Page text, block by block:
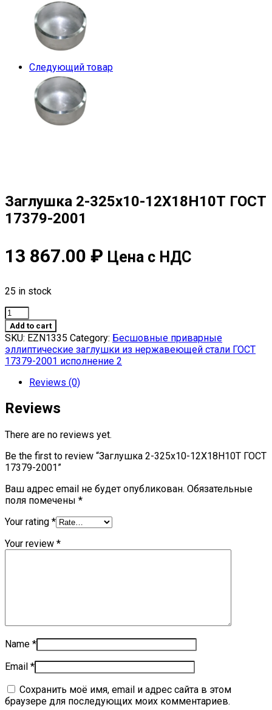
Следующий товар
Заглушка 2-325х10-12Х18Н10Т ГОСТ
17379-2001
13 867.00 ₽ Цена с НДС
25 in stock
Заглушка
2-
325х10-
12Х18Н10Т
ГОСТ
17379-
2001
Add to cart
SKU: EZN1335 Category: Бесшовные приварные
эллиптические заглушки из нержавеющей стали ГОСТ
17379-2001 исполнение 2
Reviews (0)
Reviews
There are no reviews yet.
Be the first to review “Заглушка 2-325х10-12Х18Н10Т ГОСТ
17379-2001”
Ваш адрес email не будет опубликован. Обязательные
поля помечены *
Your rating *
Your review *
Name *
Email *
Сохранить моё имя, email и адрес сайта в этом
браузере для последующих моих комментариев.